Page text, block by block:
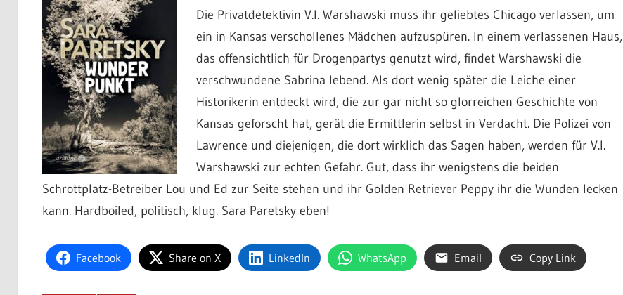
Die Privatdetektivin V.I. Warshawski muss ihr geliebtes Chicago verlassen, um
ein in Kansas verschollenes Mädchen aufzuspüren. In einem verlassenen Haus,
das offensichtlich für Drogenpartys genutzt wird, findet Warshawski die
verschwundene Sabrina lebend. Als dort wenig später die Leiche einer
Historikerin entdeckt wird, die zur gar nicht so glorreichen Geschichte von
Kansas geforscht hat, gerät die Ermittlerin selbst in Verdacht. Die Polizei von
Lawrence und diejenigen, die dort wirklich das Sagen haben, werden für V.I.
Warshawski zur echten Gefahr. Gut, dass ihr wenigstens die beiden
Schrottplatz-Betreiber Lou und Ed zur Seite stehen und ihr Golden Retriever Peppy ihr die Wunden lecken
kann. Hardboiled, politisch, klug. Sara Paretsky eben!
Facebook Share on X LinkedIn WhatsApp Email Copy Link